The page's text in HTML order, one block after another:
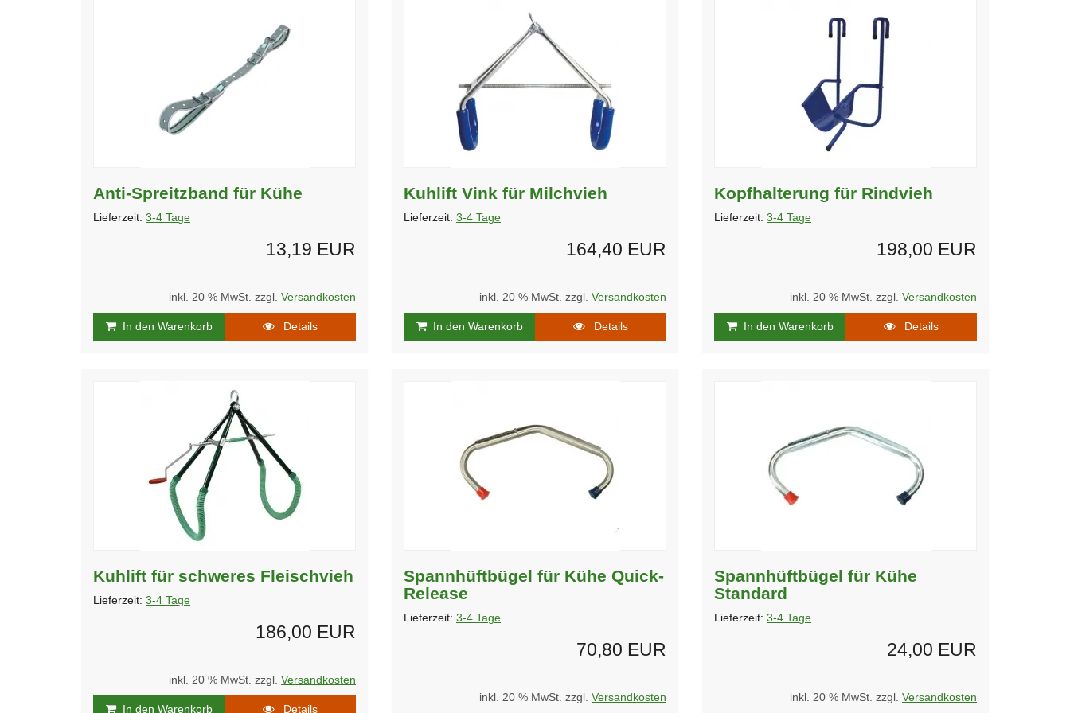
Anti-Spreitzband für Kühe
Lieferzeit: 3-4 Tage
13,19 EUR
inkl. 20 % MwSt. zzgl. Versandkosten
In den Warenkorb Details
Kuhlift Vink für Milchvieh
Lieferzeit: 3-4 Tage
164,40 EUR
inkl. 20 % MwSt. zzgl. Versandkosten
In den Warenkorb Details
Kopfhalterung für Rindvieh
Lieferzeit: 3-4 Tage
198,00 EUR
inkl. 20 % MwSt. zzgl. Versandkosten
In den Warenkorb Details
Kuhlift für schweres Fleischvieh
Lieferzeit: 3-4 Tage
186,00 EUR
inkl. 20 % MwSt. zzgl. Versandkosten
In den Warenkorb Details
Spannhüftbügel für Kühe Quick-
Release
Lieferzeit: 3-4 Tage
70,80 EUR
inkl. 20 % MwSt. zzgl. Versandkosten
Spannhüftbügel für Kühe
Standard
Lieferzeit: 3-4 Tage
24,00 EUR
inkl. 20 % MwSt. zzgl. Versandkosten